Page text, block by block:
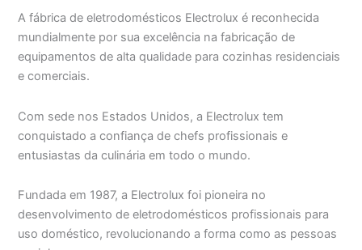
A fábrica de eletrodomésticos Electrolux é reconhecida
mundialmente por sua excelência na fabricação de
equipamentos de alta qualidade para cozinhas residenciais
e comerciais.
Com sede nos Estados Unidos, a Electrolux tem
conquistado a confiança de chefs profissionais e
entusiastas da culinária em todo o mundo.
Fundada em 1987, a Electrolux foi pioneira no
desenvolvimento de eletrodomésticos profissionais para
uso doméstico, revolucionando a forma como as pessoas